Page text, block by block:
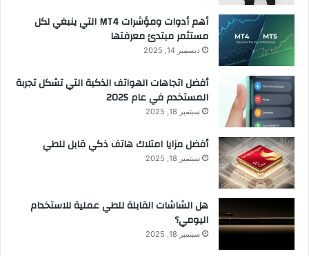
أهم أدوات ومؤشرات MT4 التي ينبغي لكل
مستثمر مبتدئ معرفتها
ديسمبر 14, 2025
أفضل اتجاهات الهواتف الذكية التي تشكل تجربة
المستخدم في عام 2025
سبتمبر 18, 2025
أفضل مزايا امتلاك هاتف ذكي قابل للطي
سبتمبر 18, 2025
هل الشاشات القابلة للطي عملية للاستخدام
اليومي؟
سبتمبر 18, 2025